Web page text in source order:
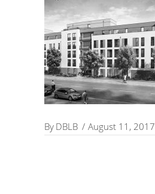
By DBLB August 11, 2017